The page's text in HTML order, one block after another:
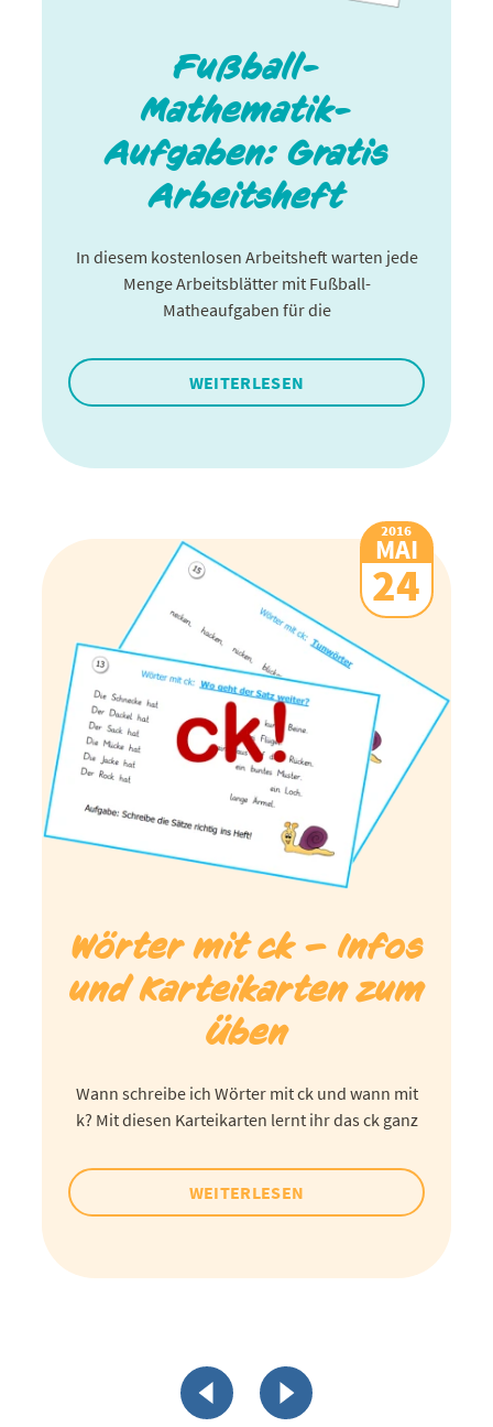
Fußball-
Mathematik-
Aufgaben: Gratis
Arbeitsheft
In diesem kostenlosen Arbeitsheft warten jede
Menge Arbeitsblätter mit Fußball-
Matheaufgaben für die
WEITERLESEN
2016
MAI
24
Wörter mit ck – Infos
und Karteikarten zum
Üben
Wann schreibe ich Wörter mit ck und wann mit
k? Mit diesen Karteikarten lernt ihr das ck ganz
WEITERLESEN